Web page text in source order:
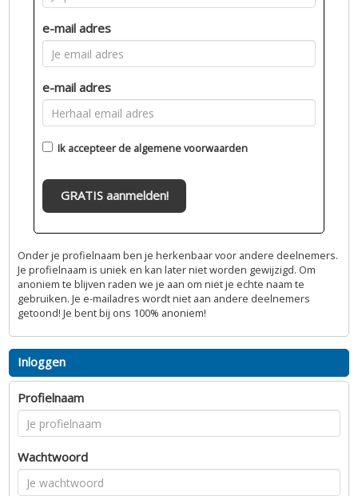
e-mail adres
e-mail adres
Ik accepteer de algemene voorwaarden
GRATIS aanmelden!
Onder je profielnaam ben je herkenbaar voor andere deelnemers.
Je profielnaam is uniek en kan later niet worden gewijzigd. Om
anoniem te blijven raden we je aan om niet je echte naam te
gebruiken. Je e-mailadres wordt niet aan andere deelnemers
getoond! Je bent bij ons 100% anoniem!
Inloggen
Profielnaam
Wachtwoord